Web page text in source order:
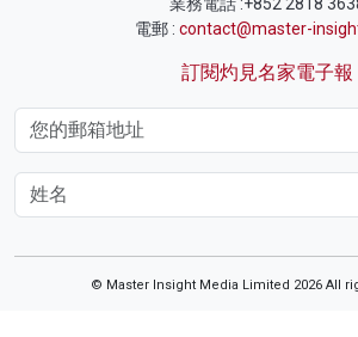
電郵 : contact@master-
訂閱灼見名家電子報
© Master Insight Media Limited 2026 All